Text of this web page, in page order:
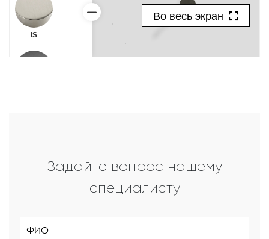
Задайте вопрос нашему
специалисту